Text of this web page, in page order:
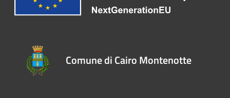
Comune di Cairo Montenotte